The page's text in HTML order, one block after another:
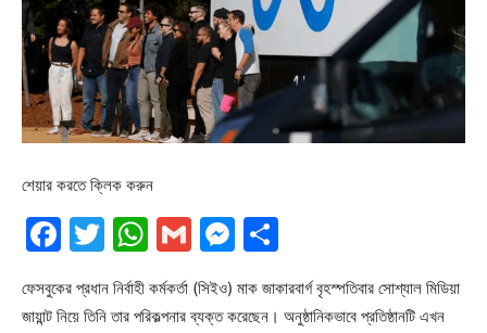
শেয়ার করতে ক্লিক করুন
Facebook
Twitter
WhatsApp
GmailMessenger
ফেসবুকের প্রধান নির্বাহী কর্মকর্তা (সিইও) মাক জাকারবার্গ বৃহস্পতিবার সোশ্যাল মিডিয়া
জায়ান্ট নিয়ে তিনি তার পরিকল্পনার ব্যক্ত করেছেন। অনুষ্ঠানিকভাবে প্রতিষ্ঠানটি এখন